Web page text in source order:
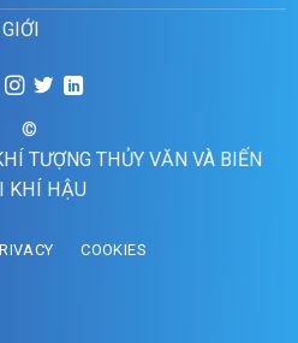
©
TƯỢNG THỦY VĂN VÀ BIẾN
KHÍ HẬU
COOKIES